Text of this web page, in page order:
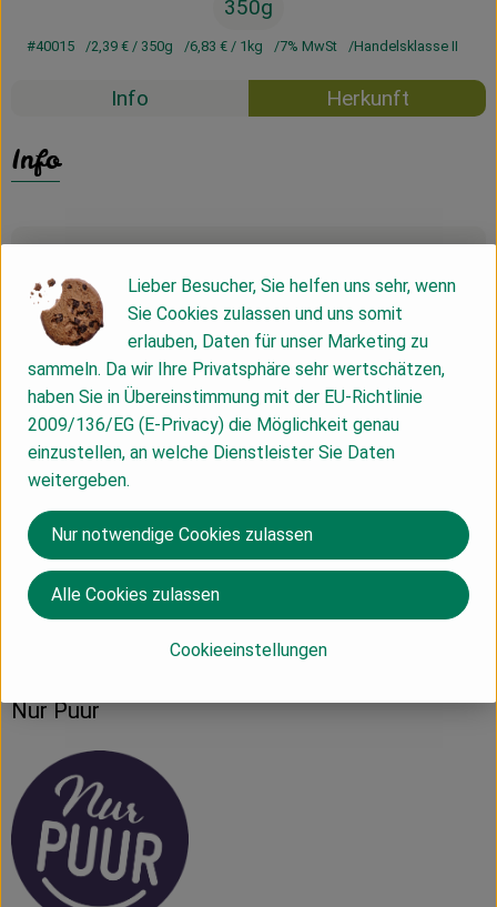
350g
#40015 2,39 €/ 350g 6,83 €/ 1kg 7% MwSt Handelsklasse II
Info Herkunft
Info
Zutaten
Nährwert-Info
Produktdatenblatt
Herkunft
Nur Puur
Lieber Besucher, Sie helfen uns sehr, wenn
Sie Cookies zulassen und uns somit
erlauben, Daten für unser Marketing zu
sammeln. Da wir Ihre Privatsphäre sehr wertschätzen,
haben Sie in Übereinstimmung mit der EU-Richtlinie
2009/136/EG (E-Privacy) die Möglichkeit genau
einzustellen, an welche Dienstleister Sie Daten
weitergeben.
Cookieeinstellungen
Nur notwendige Cookies zulassen
Alle Cookies zulassen